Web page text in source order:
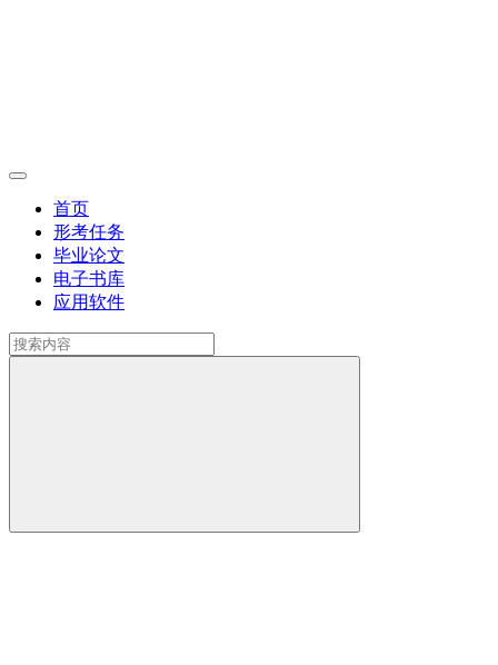
首页
形考任务
毕业论文
电子书库
应用软件